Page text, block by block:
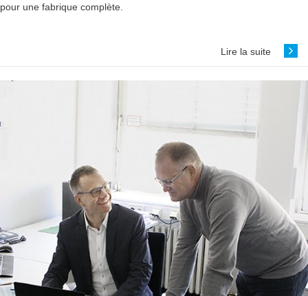
pour une fabrique complète.
Lire la suite